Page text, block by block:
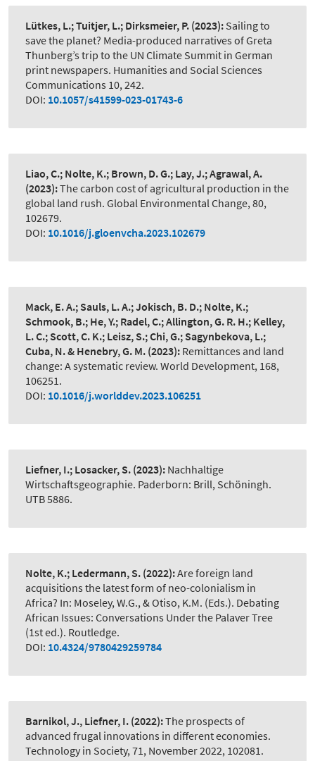
Lütkes, L.; Tuitjer, L.; Dirksmeier, P. (2023): Sailing to
save the planet? Media-produced narratives of Greta
Thunberg’s trip to the UN Climate Summit in German
print newspapers. Humanities and Social Sciences
Communications 10, 242.
DOI: 10.1057/s41599-023-01743-6
Liao, C.; Nolte, K.; Brown, D. G.; Lay, J.; Agrawal, A.
(2023):The carbon cost of agricultural production in the
global land rush. Global Environmental Change, 80,
102679.
DOI: 10.1016/j.gloenvcha.2023.102679
Mack, E. A.; Sauls, L. A.; Jokisch, B. D.; Nolte, K.;
Schmook, B.; He, Y.; Radel, C.; Allington, G. R. H.; Kelley,
L. C.; Scott, C. K.; Leisz, S.; Chi, G.; Sagynbekova, L.;
Cuba, N. & Henebry, G. M. (2023): Remittances and land
change: A systematic review. World Development, 168,
106251.
DOI: 10.1016/j.worlddev.2023.106251
Liefner, I.; Losacker, S. (2023): Nachhaltige
Wirtschaftsgeographie. Paderborn: Brill, Schöningh.
UTB 5886.
Nolte, K.; Ledermann, S. (2022):Are foreign land
acquisitions the latest form of neo-colonialism in
Africa? In: Moseley, W.G., & Otiso, K.M. (Eds.). Debating
African Issues: Conversations Under the Palaver Tree
(1st ed.). Routledge.
DOI: 10.4324/9780429259784
Barnikol, J., Liefner, I. (2022):The prospects of
advanced frugal innovations in different economies.
Technology in Society, 71, November 2022, 102081.